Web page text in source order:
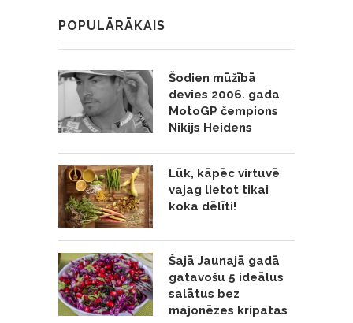
POPULĀRĀKAIS
Šodien mūžībā
devies 2006. gada
MotoGP čempions
Nikijs Heidens
Lūk, kāpēc virtuvē
vajag lietot tikai
koka dēlīti!
Šajā Jaunajā gadā
gatavošu 5 ideālus
salātus bez
majonēzes kripatas